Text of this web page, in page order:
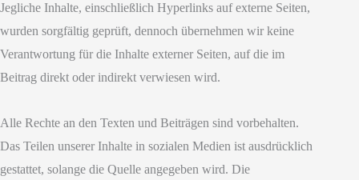
Jegliche Inhalte, einschließlich Hyperlinks auf externe Seiten,
wurden sorgfältig geprüft, dennoch übernehmen wir keine
Verantwortung für die Inhalte externer Seiten, auf die im
Beitrag direkt oder indirekt verwiesen wird.
Alle Rechte an den Texten und Beiträgen sind vorbehalten.
Das Teilen unserer Inhalte in sozialen Medien ist ausdrücklich
gestattet, solange die Quelle angegeben wird. Die